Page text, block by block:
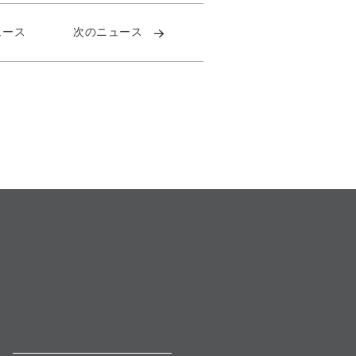
ス 次のニュース